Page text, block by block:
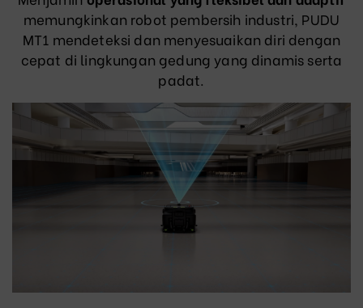
memungkinkan robot pembersih industri, PUDU
MT1 mendeteksi dan menyesuaikan diri dengan
cepat di lingkungan gedung yang dinamis serta
padat.